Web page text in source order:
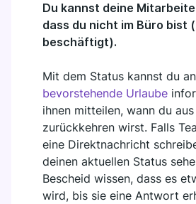
Du kannst deine
dass du nicht im Büro bist
beschäftigt).
Mit dem Status kannst du
bevorstehende Urlaube
ihnen mitteilen, wann du
zurückkehren wirst. Falls
eine Direktnachricht
deinen aktuellen Status
Bescheid wissen, dass es
wird, bis sie eine Antwort